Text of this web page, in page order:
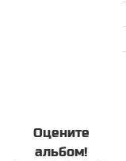
Оцените
альбом!